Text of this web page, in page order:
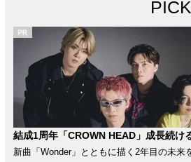
結成1周年「CROWN HEAD」成長続け
新曲「Wonder」とともに描く2年目の未来